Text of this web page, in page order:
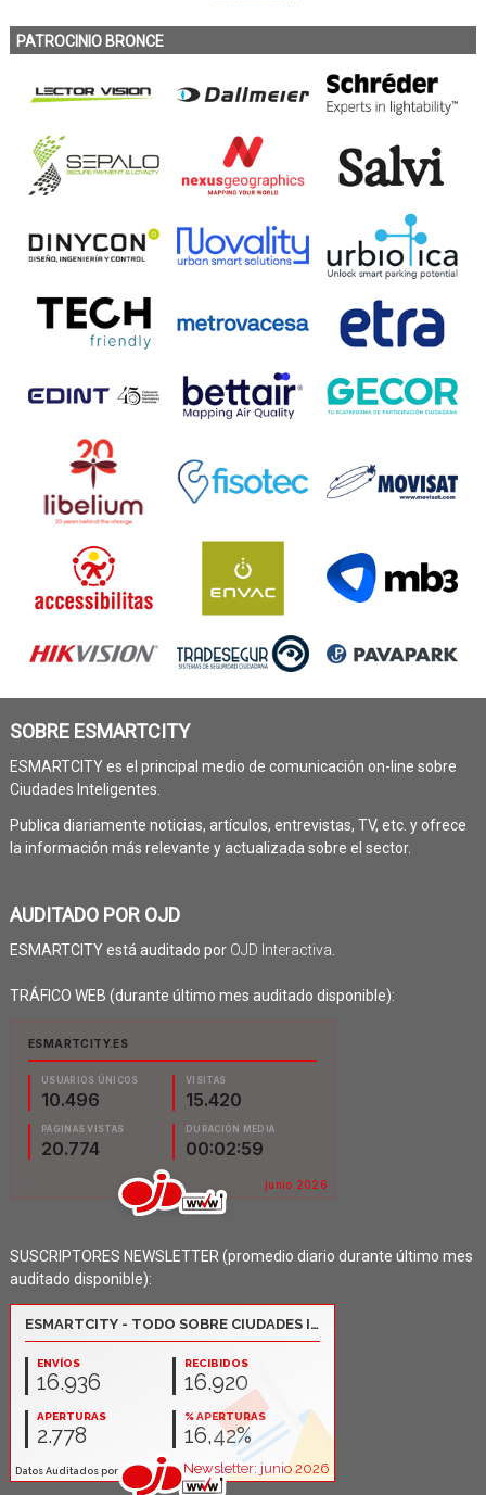
PATROCINIO BRONCE
SOBRE ESMARTCITY
ESMARTCITY es el principal medio de comunicación on-line sobre
Ciudades Inteligentes.
Publica diariamente noticias, artículos, entrevistas, TV, etc. y ofrece
la información más relevante y actualizada sobre el sector.
AUDITADO POR OJD
ESMARTCITY está auditado por OJD Interactiva
TRÁFICO WEB (durante último mes auditado disponible):
SUSCRIPTORES NEWSLETTER (promedio diario durante último mes
auditado disponible):